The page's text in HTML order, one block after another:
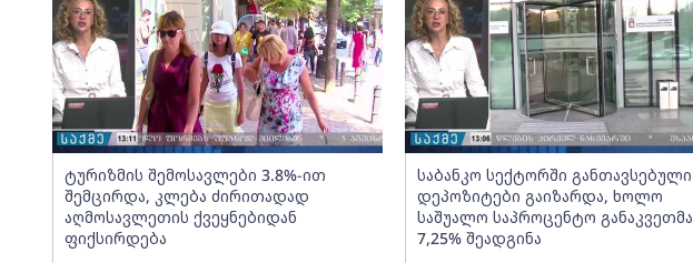
ტურიზმის შემოსავლები 3.8%-ით
შემცირდა, კლება ძირითადად
აღმოსავლეთის ქვეყნებიდან
ფიქსირდება
საბანკო სექტორში განთავსებული
დეპოზიტები გაიზარდა, ხოლო
საშუალო საპროცენტო განაკვეთმა
7,25% შეადგინა